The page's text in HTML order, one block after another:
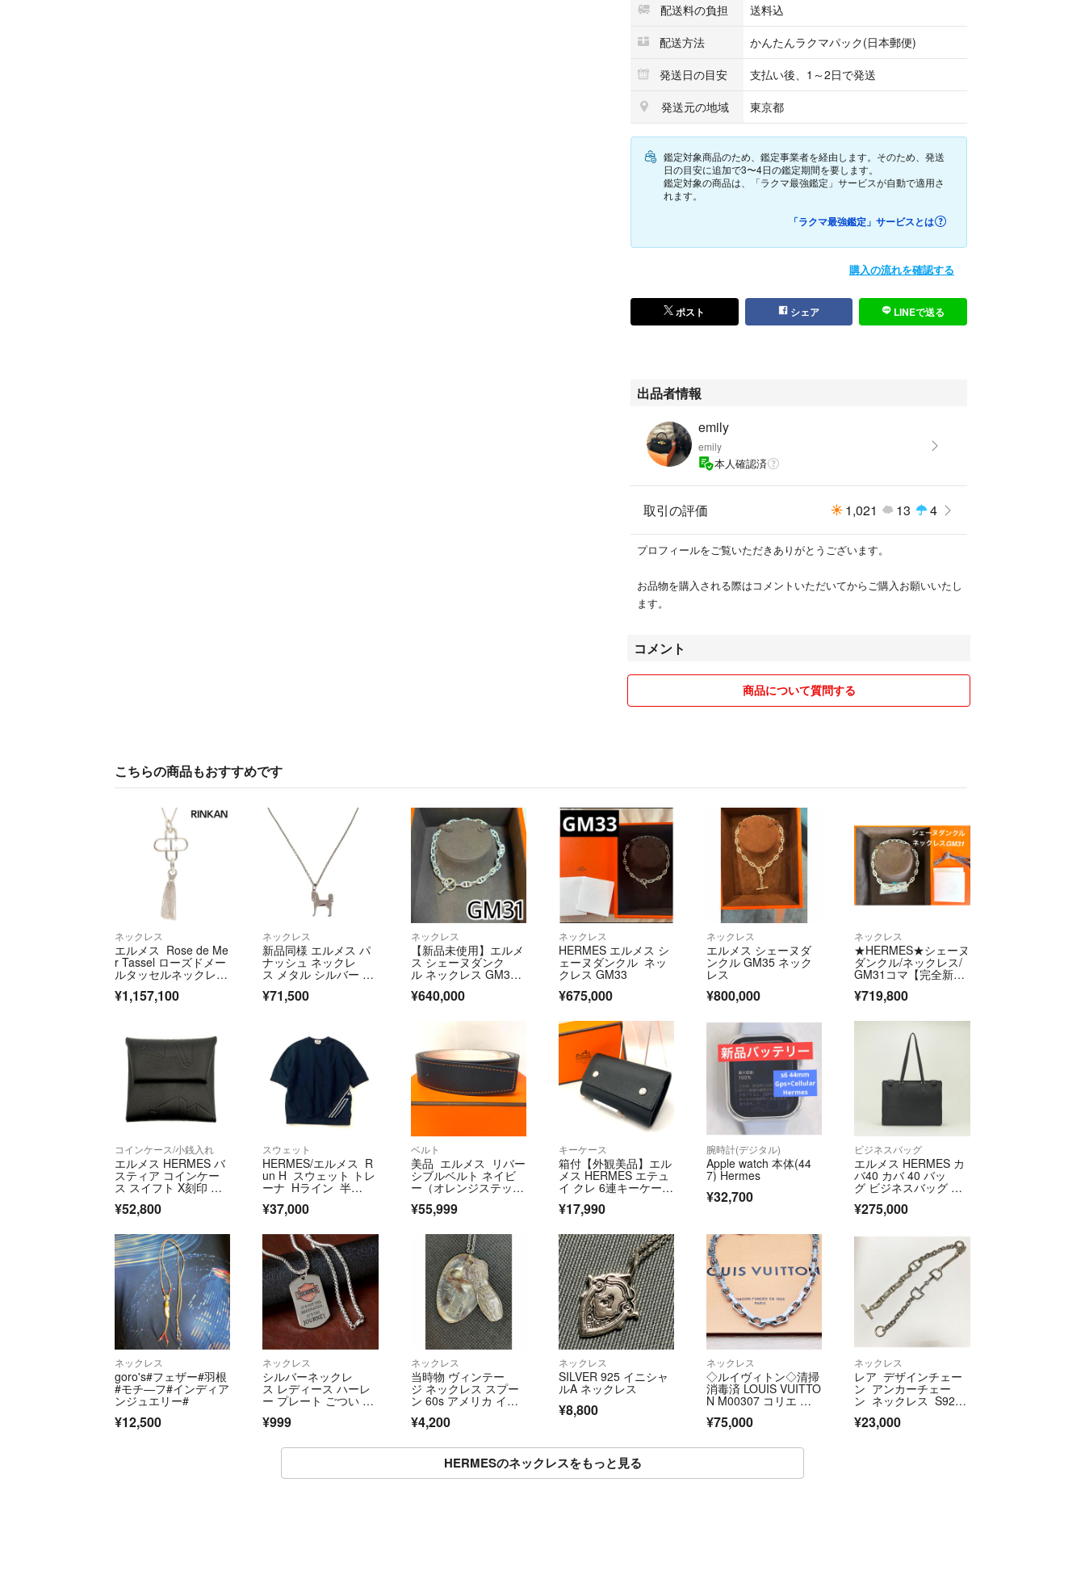
素材 シルバー 925 （Ag925 刻印あり）
モデル名···シェーヌダンクル ヴュルカニウム
付属品···ギャランティー(証明書),箱,りぼん
Necklace in sterling silver
品番: H101263B 00
落札前に質問欄からご連絡ください。
※梱包に関しましてはコンパクトにします。折りシワなどはご了承下
Silver 925/1000
5 cm
配送料の負担
送料込
配送方法
かんたんラクマパック(日本郵便)
発送日の目安
支払い後、1～2日で発送
発送元の地域
東京都
鑑定対象商品のため、鑑定事業者を経由します。そのため、発送
日の目安に追加で3〜4日の鑑定期間を要します。
鑑定対象の商品は、「ラクマ最強鑑定」サービスが自動で適用さ
れます。
「ラクマ最強鑑定」サービスとは
購入の流れを確認する
ポスト シェア LINEで送る
出品者情報
emily
emily
本人確認済
取引の評価 1,021 13 4
プロフィールをご覧いただきありがとうございます。
お品物を購入される際はコメントいただいてからご購入お願いいたし
ます。
コメント
商品について質問する
こちらの商品もおすすめです
ネックレス
エルメス Rose de Me
r Tassel ローズドメー
ルタッセルネックレ
ス メンズ
¥1,157,100
ネックレス
新品同様 エルメス パ
ナッシュ ネックレ
ス メタル シルバー 03
04【中古】HERME
S メンズ
¥71,500
ネックレス
【新品未使用】エルメ
ス シェーヌダンク
ル ネックレス GM3
1 コマ
¥640,000
ネックレス
HERMES エルメス シ
ェーヌダンクル ネッ
クレス GM33
¥675,000
ネックレス
エルメス シェーヌダ
ンクル GM35 ネック
レス
¥800,000
ネックレス
★HERMES★シェーヌ
ダンクル/ネックレス/
GM31コマ【完全新
¥719,800
コインケース/小銭入れ
エルメス HERMES バ
スティア コインケー
ス スイフト X刻印 ノ
E OF MEN【中古】
¥52,800
スウェット
HERMES/エルメス R
un H スウェット トレ
ーナ Hライン 半
¥37,000
ベルト
美品 エルメス リバー
シブルベルト ネイビ
ー（オレンジステッ
¥55,999
キーケース
箱付【外観美品】エル
メス HERMES エテュ
イ クレ 6連キーケー
¥17,990
腕時計(デジタル)
Apple watch 本体(44
7) Hermes
¥32,700
ビジネスバッグ
エルメス HERMES カ
バ40 カバ 40 バッ
グ ビジネスバッグ ブ
ンクレマンス ダーク
イビー Navy 紺 シルバ
ー金具 ハンドバッ
グ トートバッグ ブリ
ーフバッグ
¥275,000
ネックレス
goro's#フェザー#羽根
#モチ―フ#インディア
ンジュエリー#
¥12,500
ネックレス
シルバーネックレ
ス レディース ハーレ
ー プレート ごつい バ
¥999
ネックレス
当時物 ヴィンテー
ジ ネックレス スプー
ン 60s アメリカ イン
¥4,200
ネックレス
SILVER 925 イニシャ
ルA ネックレス
¥8,800
ネックレス
◇ルイヴィトン◇清掃
消毒済 LOUIS VUITTO
N M00307 コリエ チ
ンダント シルバー LE
¥75,000
ネックレス
レア デザインチェー
ン アンカーチェー
ン ネックレス S92
ースビットモチー
¥23,000
HERMESのネックレスをもっと見る